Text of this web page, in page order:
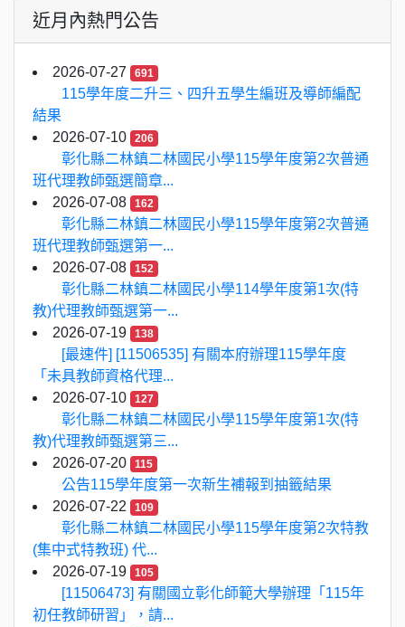
近月內熱門公告
2026-07-27 691
115學年度二升三、四升五學生編班及導師編配
結果
2026-07-10
206
彰化縣二林鎮二林國民小學115學年度第2次普通
班代理教師甄選簡章...
2026-07-08
162
彰化縣二林鎮二林國民小學115學年度第2次普通
班代理教師甄選第一...
2026-07-08
152
彰化縣二林鎮二林國民小學114學年度第1次(特
教)代理教師甄選第一...
2026-07-19
138
[最速件] [11506535] 有關本府辦理115學年度
「未具教師資格代理...
2026-07-10
127
彰化縣二林鎮二林國民小學115學年度第1次(特
教)代理教師甄選第三...
2026-07-20
115
公告115學年度第一次新生補報到抽籤結果
2026-07-22
109
彰化縣二林鎮二林國民小學115學年度第2次特教
(集中式特教班) 代...
2026-07-19
105
[11506473] 有關國立彰化師範大學辦理「115年
初任教師研習」，請...